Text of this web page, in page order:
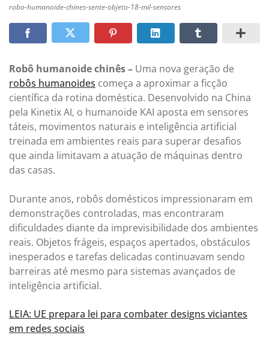
robo-humanoide-chines-sente-objeto-18-mil-sensores
Robô humanoide chinês – Uma nova geração de
robôs humanoides começa a aproximar a ficção
científica da rotina doméstica. Desenvolvido na China
pela Kinetix AI, o humanoide KAI aposta em sensores
táteis, movimentos naturais e inteligência artificial
treinada em ambientes reais para superar desafios
que ainda limitavam a atuação de máquinas dentro
das casas.
Durante anos, robôs domésticos impressionaram em
demonstrações controladas, mas encontraram
dificuldades diante da imprevisibilidade dos ambientes
reais. Objetos frágeis, espaços apertados, obstáculos
inesperados e tarefas delicadas continuavam sendo
barreiras até mesmo para sistemas avançados de
inteligência artificial.
LEIA: UE prepara lei para combater designs viciantes
em redes sociais